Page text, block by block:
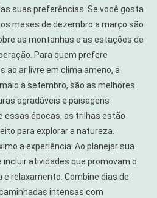
suas preferências. Se você gosta
meses de dezembro a março são
as montanhas e as estações de
Para quem prefere
ao ar livre em clima ameno, a
a setembro, são as melhores
agradáveis e paisagens
essas épocas, as trilhas estão
para explorar a natureza.
a experiência: Ao planejar sua
atividades que promovam o
relaxamento. Combine dias de
intensas com